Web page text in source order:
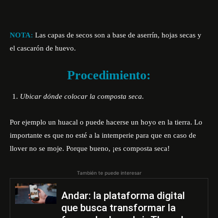
NOTA: Las capas de secos son a base de aserrín, hojas secas y
el cascarón de huevo.
Procedimiento:
Ubicar dónde colocar la composta seca.
Por ejemplo un huacal o puede hacerse un hoyo en la tierra. Lo
importante es que no esté a la intemperie para que en caso de
llover no se moje. Porque bueno, ¡es composta seca!
También te puede interesar
Andar: la plataforma digital
que busca transformar la